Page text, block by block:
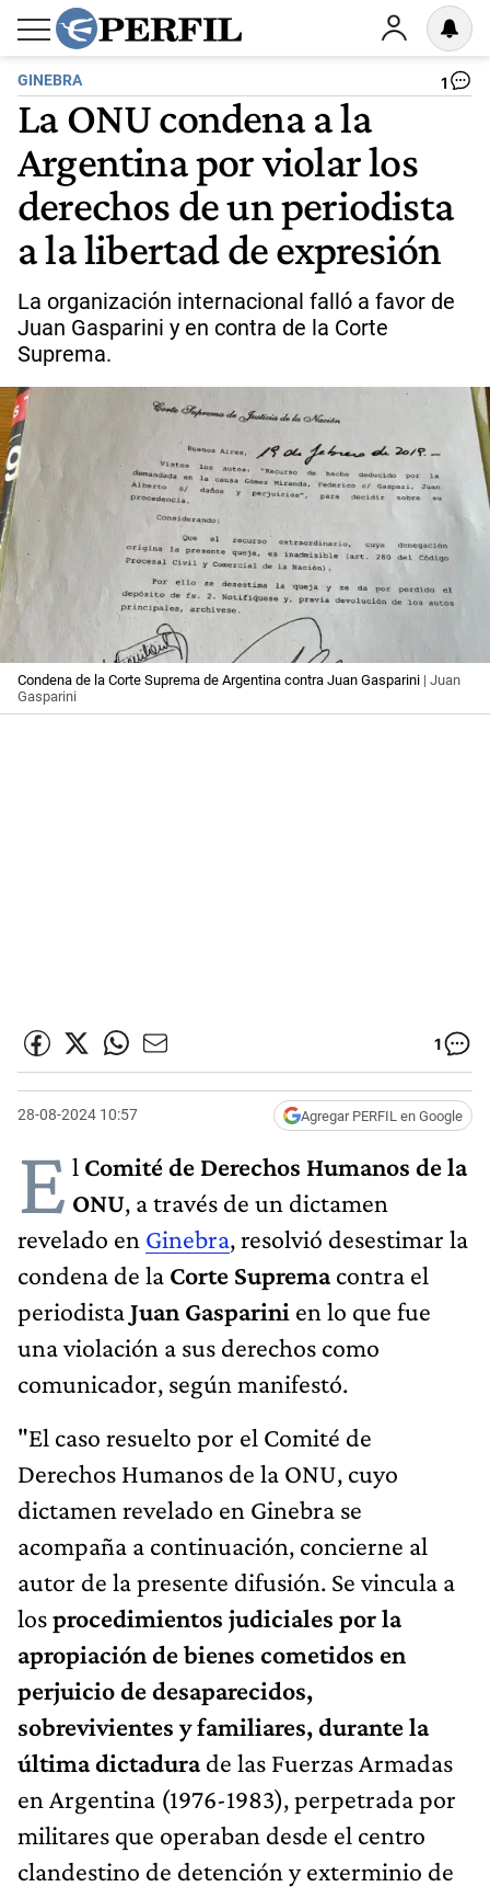
GINEBRA 1
La ONU condena a la
Argentina por violar los
derechos de un periodista
a la libertad de expresión
La organización internacional falló a favor de
Juan Gasparini y en contra de la Corte
Suprema.
Condena de la Corte Suprema de Argentina contra Juan Gasparini | Juan
Gasparini
1
28-08-2024 10:57 Agregar PERFIL en Google
E l Comité de Derechos Humanos de la
ONU, a través de un dictamen
revelado en Ginebra, resolvió desestimar la
condena de la Corte Supremacontra el
periodistaJuan Gasparini en lo que fue
una violación a sus derechos como
comunicador, según manifestó.
"El caso resuelto por el Comité de
Derechos Humanos de la ONU, cuyo
dictamen revelado en Ginebra se
acompaña a continuación, concierne al
autor de la presente difusión. Se vincula a
losprocedimientos judiciales por la
apropiación de bienes cometidos en
perjuicio de desaparecidos,
sobrevivientes y familiares, durante la
última dictadurade las Fuerzas Armadas
en Argentina (1976-1983), perpetrada por
militares que operaban desde el centro
clandestino de detención y exterminio de